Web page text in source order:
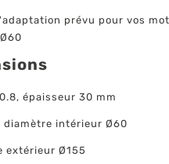
prévu pour vos
épaisseur 30 mm
diamètre intérieur Ø60
extérieur Ø155